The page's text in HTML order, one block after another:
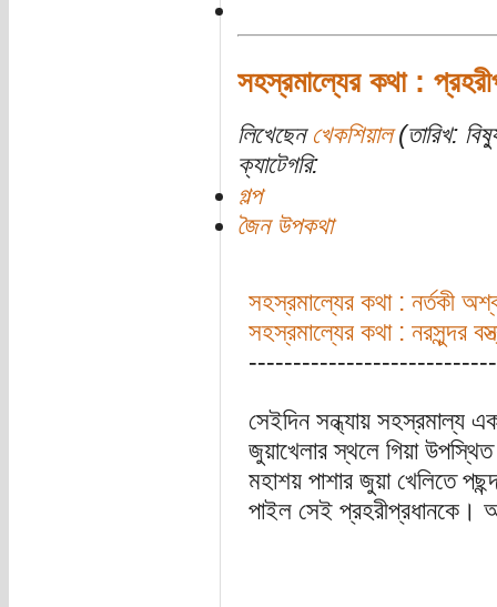
সহস্রমাল্যের কথা :
লিখেছেন খেকশিয়াল(তারিখ:
ক্যাটেগরি:
গল্প
জৈন উপকথা
সহস্রমাল্যের কথা : নর্তকী
সহস্রমাল্যের কথা : নরসুন্দর
সেইদিন সন্ধ্যায় সহস্রমাল্য
জুয়াখেলার স্থলে গিয়া
মহাশয় পাশার জুয়া খেলিতে
পাইল সেই প্রহরীপ্রধানকে।